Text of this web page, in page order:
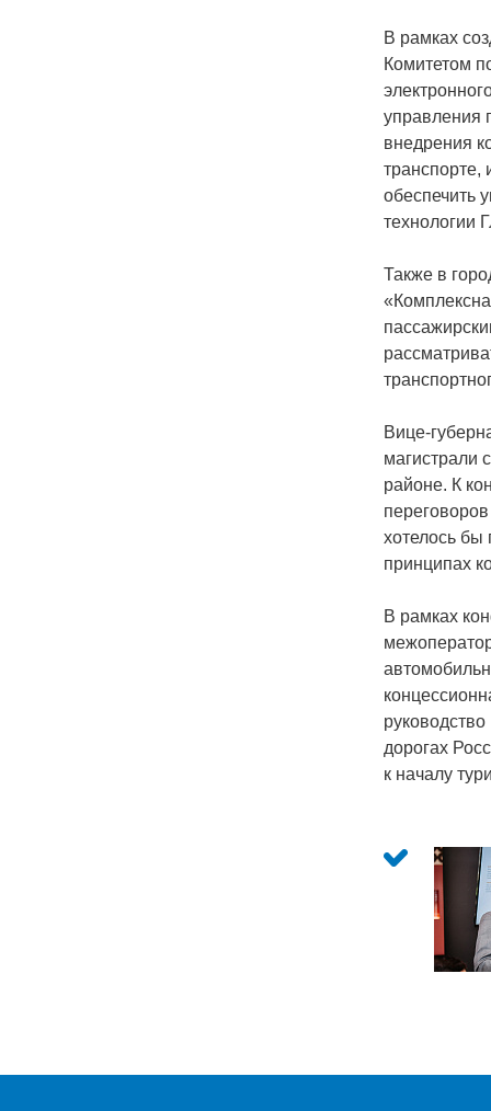
В рамках
Комитетом
управления
внедрения
транспорте,
обеспечить
Также в
Вице-
магистрали
районе. К
хотелось бы
принципах
В рамках
дорогах
к началу